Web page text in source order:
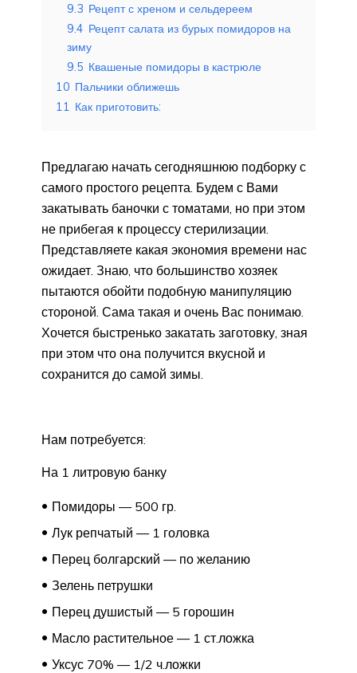
9.3 Рецепт с хреном и сельдереем
9.4 Рецепт салата из бурых помидоров на
зиму
9.5 Квашеные помидоры в кастрюле
10 Пальчики оближешь
11 Как приготовить:
Предлагаю начать сегодняшнюю подборку с
самого простого рецепта. Будем с Вами
закатывать баночки с томатами, но при этом
не прибегая к процессу стерилизации.
Представляете какая экономия времени нас
ожидает. Знаю, что большинство хозяек
пытаются обойти подобную манипуляцию
стороной. Сама такая и очень Вас понимаю.
Хочется быстренько закатать заготовку, зная
при этом что она получится вкусной и
сохранится до самой зимы.
Нам потребуется:
На 1 литровую банку
Помидоры — 500 гр.
Лук репчатый — 1 головка
Перец болгарский — по желанию
Зелень петрушки
Перец душистый — 5 горошин
Масло растительное — 1 ст.ложка
Уксус 70% — 1/2 ч.ложки